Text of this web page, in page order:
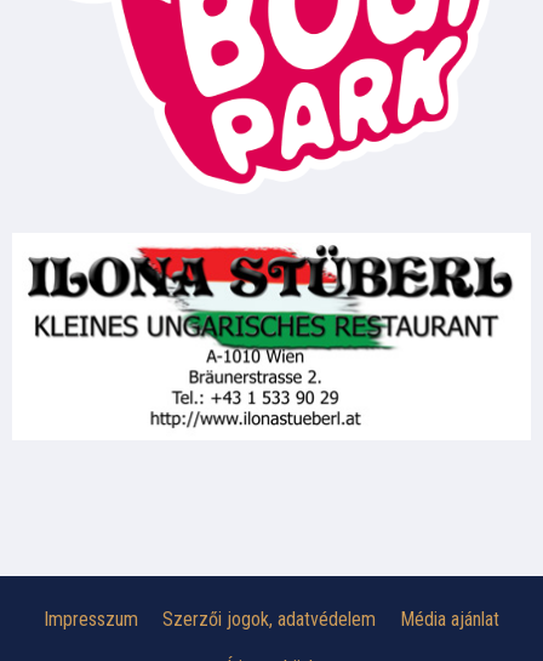
Impresszum Szerzői jogok, adatvédelem Média ajánlat